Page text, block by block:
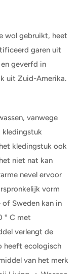
wol gebruikt, heet
garen uit
geverfd in
uit Zuid-Amerika.
vanwege
kledingstuk
kledingstuk ook
niet nat kan
nevel ervoor
vorm
Sweden kan in
° C met
verlengt de
heeft ecologisch
van het merk